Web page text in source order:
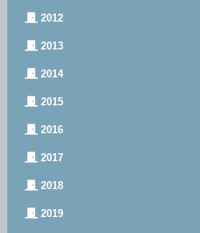
2012
2013
2014
2015
2016
2017
2018
2019